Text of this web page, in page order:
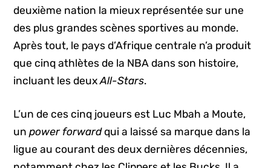
deuxième nation la mieux représentée sur une
des plus grandes scènes sportives au monde.
Après tout, le pays d’Afrique centrale n’a produit
que cinq athlètes de la NBA dans son histoire,
incluant les deuxAll-Stars.
L’un de ces cinq joueurs est Luc Mbah a Moute,
unpower forwardqui a laissé sa marque dans la
ligue au courant des deux dernières décennies,